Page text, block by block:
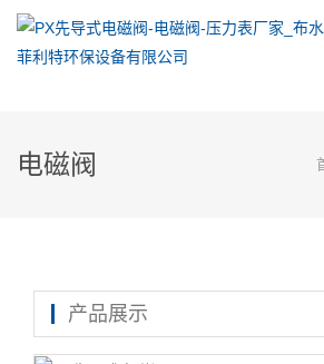
电磁阀
产品展示